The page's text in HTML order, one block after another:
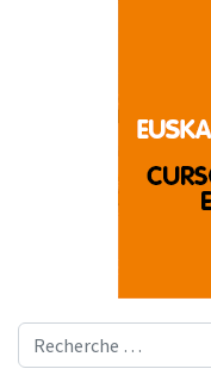
Rechercher